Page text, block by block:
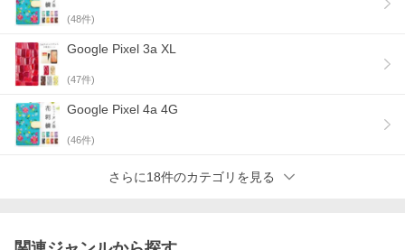
(48件)
Google Pixel 3a XL
(47件)
Google Pixel 4a 4G
(46件)
さらに18件のカテゴリを見る